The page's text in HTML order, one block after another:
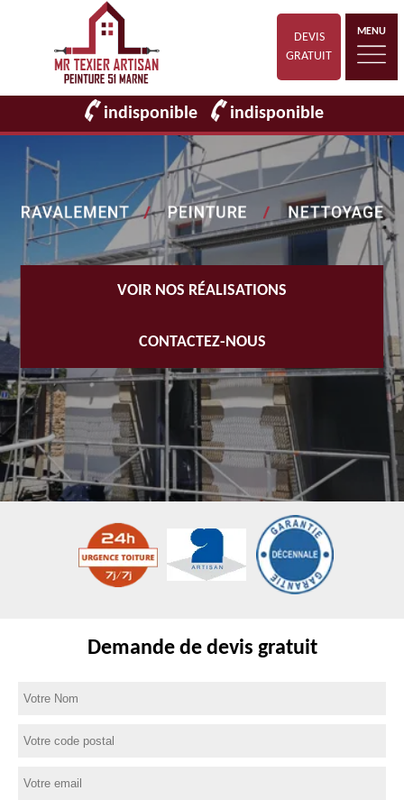
DEVIS
GRATUIT
MENU
indisponible indisponible
VOIR NOS RÉALISATIONS
CONTACTEZ-NOUS
Demande de devis gratuit